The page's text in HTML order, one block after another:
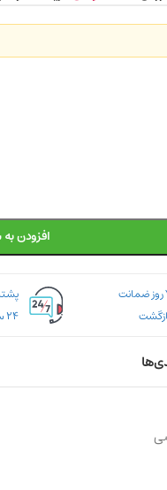
افزودن
۷ روز ضمانت
۲۴ ساعته